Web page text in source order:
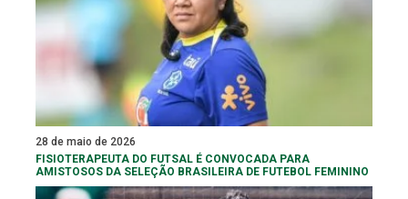
28 de maio de 2026
FISIOTERAPEUTA DO FUTSAL É CONVOCADA PARA
AMISTOSOS DA SELEÇÃO BRASILEIRA DE FUTEBOL FEMININO